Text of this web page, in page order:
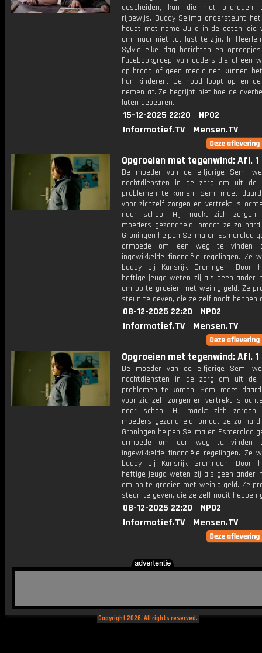
gescheiden, kan die niet bijdragen
rijbewijs. Buddy Selima ondersteunt
houdt met name Julia in de gaten, die
om maar niet tot last te zijn. In
Sylvia elke dag berichten en
Facebookgroep, van ouders die al een
op brood of geen medicijnen kunnen
hun kinderen. De nood loopt op en
nemen af. Ze begrijpt niet hoe de
laten gebeuren.
15-12-2025 22:20
NPO2
Informatief.TV
Mensen.TV
Opgroeien met tegenwind: Afl. 1
De moeder van de elfjarige Semi
nachtdiensten in de zorg om uit de
problemen te komen. Semi moet
voor zichzelf zorgen en vertrekt 's
naar school. Hij maakt zich zorgen
moeders gezondheid, omdat ze zo
Groningen helpen Selima en Esmeralda
armoede om een weg te vinden
ingewikkelde financiële regelingen. Ze
buddy bij Kansrijk Groningen. Door
heftige jeugd weten zij als geen ander
om op te groeien met weinig geld. Ze
steun te geven, die ze zelf nooit hebben
08-12-2025 22:20
NPO2
Informatief.TV
Mensen.TV
Opgroeien met tegenwind: Afl. 1
De moeder van de elfjarige Semi
nachtdiensten in de zorg om uit de
problemen te komen. Semi moet
voor zichzelf zorgen en vertrekt 's
naar school. Hij maakt zich zorgen
moeders gezondheid, omdat ze zo
Groningen helpen Selima en Esmeralda
armoede om een weg te vinden
ingewikkelde financiële regelingen. Ze
buddy bij Kansrijk Groningen. Door
heftige jeugd weten zij als geen ander
om op te groeien met weinig geld. Ze
steun te geven, die ze zelf nooit hebben
08-12-2025 22:20
NPO2
Informatief.TV
Mensen.TV
Copyright 2026. All rights reserved.